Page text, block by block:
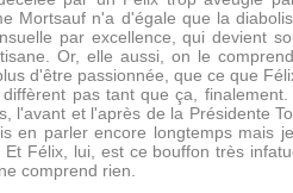
Mortsauf n'a d'égale que la
par excellence, qui devient
Or, elle aussi, on le
d'être passionnée, que ce que
pas tant que ça, finalement.
l'avant et l'après de la Présidente
en parler encore longtemps mais
Félix, lui, est ce bouffon très
comprend rien.